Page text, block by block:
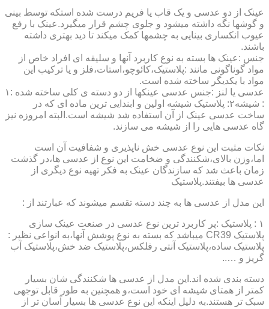
عینک از دو عدسی و یک قاب یا فریم درست شده استکه توسط بینی
و گوشها نگه داشته میشود و جلوی چشم قرار میگیرد.عینک با رفع
عیوب انکساری بینایی به چشمها کمک میکند تا دید بهتری داشته
باشند.
جنس :عینک ها بسته به نوع کاربرد آنها و سلیقه ای افراد خاص از
مواد گوناگونی مانند :پلاستیک،کائوچو،استات،فلز و یا ترکیب این
مواد با یکدیگر ساخته شده است.
عدسی یا لنز :جنس عدسی عینکها از دو دسته ی کلی ساخته شده :۱
: شیشه۲: پلاستیک شیشه اولین و ابندایی ترین ماده ای که در
ساخت عدسی عینک از آن استفاده شد شیشه است.البته امروزه نیز
گاه عدسی هایی را از شیشه می سازند.
نکات مثبت این نوع عدسی خش ناپذیری و شفافیت آن است
اما،وزن بالای،شکنندگی و ضخامت این نوع از عدسی ها،در گذشت
زمان باعث شد که سازندگان عینک به فکر تهیه نوع دیگری از
عدسی ها بیفتند.پلاستیک
این مدل از عدسی ها به چند دسته تقسم میشوند که عبارتند از :
۱ : پلاستیک :پر کاربرد ترین نوع عدسی در صنعت عینک سازی
پلاستیک CR39 میباشد که بسته به نوع پوشش آنها،به انواعی نظیر :
پلاستیک ساده،پلاستیک آنتی رفلکس،پلاستیک ضد خش،پلاستیک آب
گریز و …..
دسته بندی شده اند.این مدل از عدسی ها شکنندگی شان بسیار
کمتر از همتای شیشه ای خود است،و همچنین به طور قابل توجهی
سبک تر هستند.به دلیل اینکه این نوع عدسی ها بسیار آسان تر از